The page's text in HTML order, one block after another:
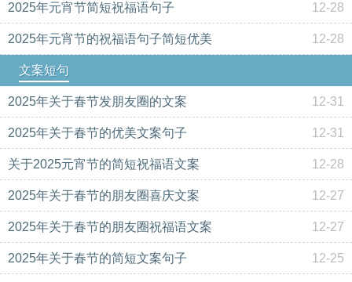
2025年元宵节简短祝福语句子 12-28
2025年元宵节的祝福语句子简短优美 12-28
文案短句
2025年关于春节发朋友圈的文案 12-31
2025年关于春节的优美文案句子 12-31
关于2025元宵节的简短祝福语文案 12-28
2025年关于春节的朋友圈喜庆文案 12-27
2025年关于春节的朋友圈祝福语文案 12-27
2025年关于春节的简短文案句子 12-25